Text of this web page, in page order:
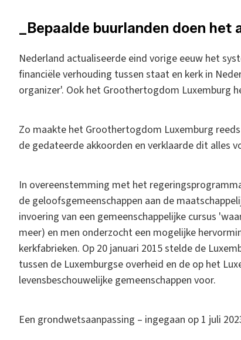
_Bepaalde buurlanden doen het
Nederland actualiseerde eind vorige eeuw het
financiële verhouding tussen staat en kerk in
organizer'. Ook het Groothertogdom Luxemburg
Zo maakte het Groothertogdom Luxemburg
de gedateerde akkoorden en verklaarde dit alles
In overeenstemming met het
de geloofsgemeenschappen aan de
invoering van een gemeenschappelijke cursus
meer) en men onderzocht een mogelijke
kerkfabrieken. Op 20 januari 2015 stelde de
tussen de Luxemburgse overheid en de op het
levensbeschouwelijke gemeenschappen voor.
Een grondwetsaanpassing – ingegaan op 1 juli